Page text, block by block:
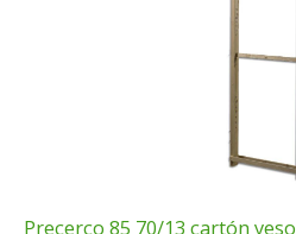
Precerco 85 70/13 cartón yeso